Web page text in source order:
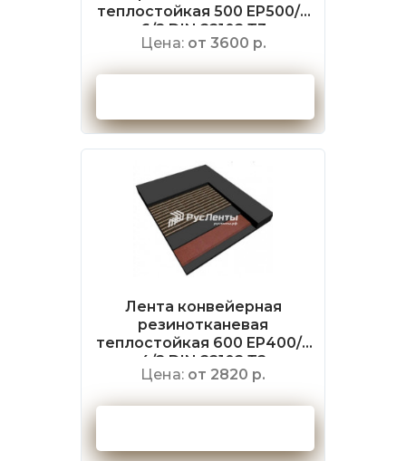
теплостойкая 500 EP500/4
6/2 DIN 22102 Т3
Цена: от 3600 р.
Лента конвейерная
резинотканевая
теплостойкая 600 EP400/3
4/2 DIN 22102 Т2
Цена: от 2820 р.